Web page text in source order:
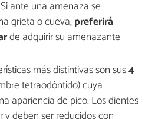
ante una amenaza se
grieta o cueva,preferirá
de adquirir su amenazante
más distintivas son sus4
tetraodóntido) cuya
apariencia de pico. Los dientes